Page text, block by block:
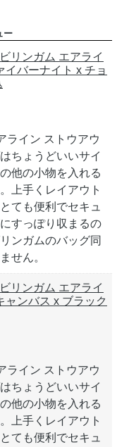
ー
リンガム エアライ
イバーナイト x チョ
ライン ストウアウ
ちょうどいいサイ
他の小物を入れる
上手くレイアウト
ても便利でセキュ
すっぽり収まるの
ンガムのバッグ同
せん。
リンガム エアライ
ャンバス x ブラック
ライン ストウアウ
ちょうどいいサイ
他の小物を入れる
上手くレイアウト
ても便利でセキュ